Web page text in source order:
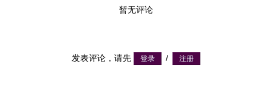
暂无评论
发表评论，请先 /